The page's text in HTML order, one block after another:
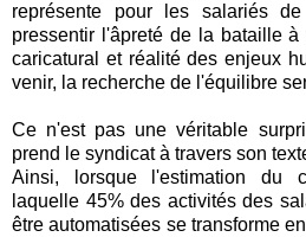
représente pour les salariés
pressentir l'âpreté de la bataille
caricatural et réalité des enjeux
venir, la recherche de l'équilibre
Ce n'est pas une véritable
prend le syndicat à travers son
Ainsi, lorsque l'estimation du
laquelle 45% des activités des
être automatisées se transforme